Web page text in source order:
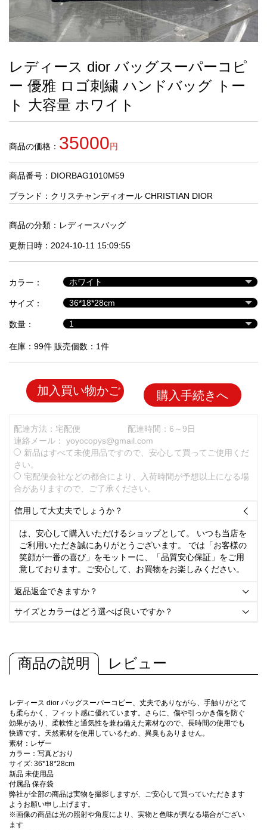
新
製
品
お
す
す
め
商
人
気
商
セ
ル
品
レディース dior バッグスーパーコピ
ー 優雅 ロゴ刺繍 ハンドバッグ トー
ト 大容量 ホワイト
商品の価格： 35000円
商品番号：DIORBAG1010M59
ブランド： クリスチャンディオール CHRISTIAN DIOR
商品の分類： レディースバッグ
更新日時：2024-10-11 15:09:55
カラー：
サイズ：
数量：
在庫：99件 販売個数：1件
加入買い物かご 購入手続きへ
配達方法：宅配便
配達時間：6～9日
連絡メール： yoyocopys@gmail.com
新品はすべて未使用品ですので、安心して買ってご使用くだ
さい。
宅配便会社などの都合により、入荷時間が予想以上になる場
合がありますので、ご了承ください。
信用して大丈夫でしょうか？ 
は、安心して購入いただけるショップとして。 いつも当店を
ご利用いただき誠にありがとうございます。 では「お客様の
笑顔が一番の喜び」をモットーに、「品質安心保証」をご用
意しております。ご安心して、お買物をお楽しみください。
返品返金できますか？ 
サイズとカラーはどう選べば良いですか？ 
商品の説明 レビュー
レディース dior バッグスーパーコピー、丈夫でありながら、手触りがとて
も柔らかく、フィット感に優れています。さらに、傷や引っかき傷を防ぐ
効果があり、柔軟性と通気性を兼ね備えた素材なので、長時間の使用でも
快適です。天然素材を使用しているため、異臭もありません。
素材：レザー
カラー：写真どおり
サイズ: 36*18*28cm
新品 未使用品
付属品 保存袋
弊社が全部の商品は実物を撮影しますが、ご安心して買っていただきます
ようお願い申し上げます。
※画像の商品は光の照射や角度により、実物と色味が異なる場合がござい
ます